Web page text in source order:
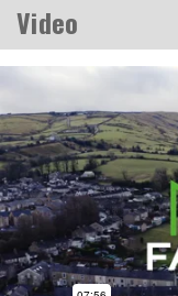
Video